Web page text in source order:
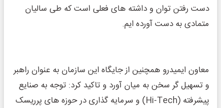
دست رفتن توان و داشته های فعلی است که طی سالیان
متمادی به دست آورده ایم.
معاون ایمیدرو همچنین از جایگاه این سازمان به عنوان راهبر
و تسهیل گر سخن به میان آورد و تاکید کرد: توجه به صنایع
پیشرفته (Hi-Tech) و سرمایه گذاری در حوزه های پرریسک